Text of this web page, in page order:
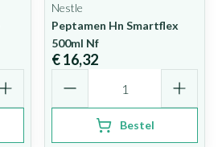
Nestle
Peptamen Hn Smartflex
500ml Nf
€ 16,32
Bestel